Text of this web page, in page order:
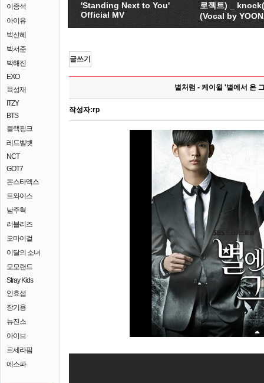
이종석
아이유
박신혜
박서준
박해진
EXO
육성재
ITZY
BTS
블랙핑크
레드벨벳
NCT
GOT7
몬스타엑스
트와이스
남주혁
러블리즈
오마이걸
이달의 소녀
모모랜드
Stray Kids
안효섭
장기용
뉴진스
아이브
르세라핌
에스파
'Standing Next to You'
Official MV
로젝트) _
(Vocal by
글쓰기
별처럼 - 케이윌 '별에서 온
작성자:rp